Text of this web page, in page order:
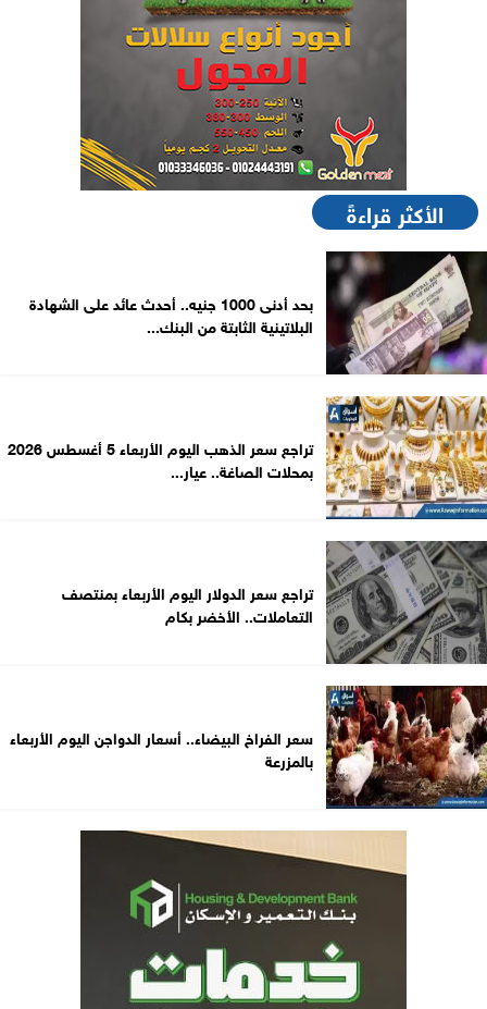
الأكثر قراءةً
بحد أدنى 1000 جنيه.. أحدث عائد على الشهادة
البلاتينية الثابتة من البنك...
تراجع سعر الذهب اليوم الأربعاء 5 أغسطس 2026
بمحلات الصاغة.. عيار...
تراجع سعر الدولار اليوم الأربعاء بمنتصف
التعاملات.. الأخضر بكام
سعر الفراخ البيضاء.. أسعار الدواجن اليوم الأربعاء
بالمزرعة